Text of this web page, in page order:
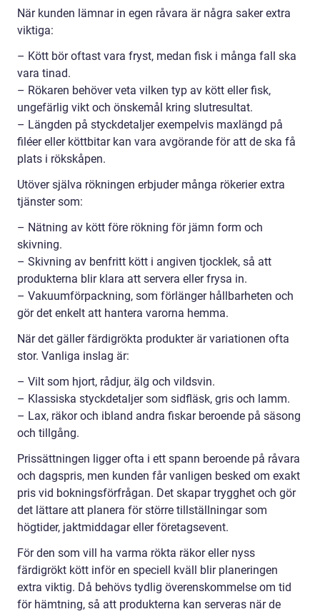
När kunden lämnar in egen råvara är några saker extra
viktiga:
– Kött bör oftast vara fryst, medan fisk i många fall ska
vara tinad.
– Rökaren behöver veta vilken typ av kött eller fisk,
ungefärlig vikt och önskemål kring slutresultat.
– Längden på styckdetaljer exempelvis maxlängd på
filéer eller köttbitar kan vara avgörande för att de ska få
plats i rökskåpen.
Utöver själva rökningen erbjuder många rökerier extra
tjänster som:
– Nätning av kött före rökning för jämn form och
skivning.
– Skivning av benfritt kött i angiven tjocklek, så att
produkterna blir klara att servera eller frysa in.
– Vakuumförpackning, som förlänger hållbarheten och
gör det enkelt att hantera varorna hemma.
När det gäller färdigrökta produkter är variationen ofta
stor. Vanliga inslag är:
– Vilt som hjort, rådjur, älg och vildsvin.
– Klassiska styckdetaljer som sidfläsk, gris och lamm.
– Lax, räkor och ibland andra fiskar beroende på säsong
och tillgång.
Prissättningen ligger ofta i ett spann beroende på råvara
och dagspris, men kunden får vanligen besked om exakt
pris vid bokningsförfrågan. Det skapar trygghet och gör
det lättare att planera för större tillställningar som
högtider, jaktmiddagar eller företagsevent.
För den som vill ha varma rökta räkor eller nyss
färdigrökt kött inför en speciell kväll blir planeringen
extra viktig. Då behövs tydlig överenskommelse om tid
för hämtning, så att produkterna kan serveras när de